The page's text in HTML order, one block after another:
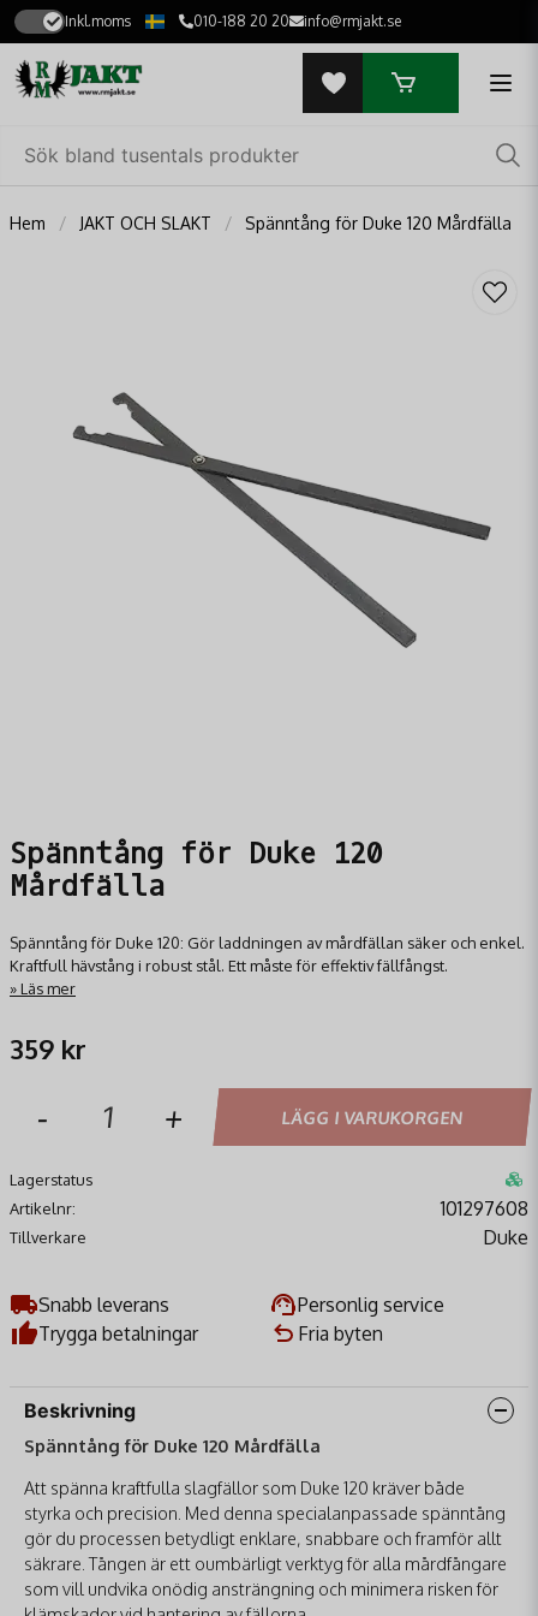
Inkl.moms 010-188 20 20 info@rmjakt.se
Hem JAKT OCH SLAKT Spänntång för Duke 120 Mårdfälla
Spänntång för Duke 120
Mårdfälla
Spänntång för Duke 120: Gör laddningen av mårdfällan säker och enkel.
Kraftfull hävstång i robust stål. Ett måste för effektiv fällfångst.
Läs mer
359 kr
- + LÄGG I VARUKORGEN
Lagerstatus
Artikelnr:
101297608
Tillverkare Duke
Snabb leverans
Personlig service
Trygga betalningar
Fria byten
Beskrivning
Spänntång för Duke 120 Mårdfälla
Att spänna kraftfulla slagfällor som Duke 120 kräver både
styrka och precision. Med denna specialanpassade spänntång
gör du processen betydligt enklare, snabbare och framför allt
säkrare. Tången är ett oumbärligt verktyg för alla mårdfångare
som vill undvika onödig ansträngning och minimera risken för